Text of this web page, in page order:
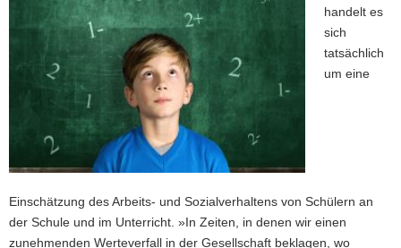
handelt es
sich
tatsächlich
um eine
Einschätzung des Arbeits- und Sozialverhaltens von Schülern an
der Schule und im Unterricht. »In Zeiten, in denen wir einen
zunehmenden Werteverfall in der Gesellschaft beklagen, wo